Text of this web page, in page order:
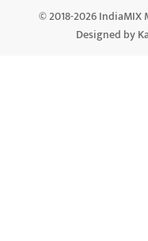
© 2018-2026 IndiaMIX
Designed by